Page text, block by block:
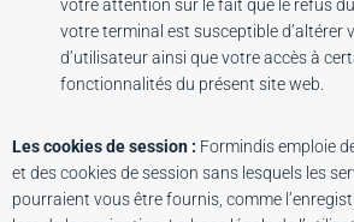
votre attention sur le fait que le refus
votre terminal est susceptible d’altérer
d’utilisateur ainsi que votre accès à
fonctionnalités du présent site web.
Les cookies de session : Formindis emploie
et des cookies de session sans lesquels les
pourraient vous être fournis, comme